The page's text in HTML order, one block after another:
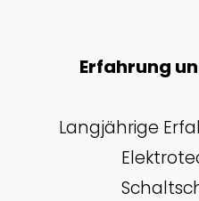
Erfahrung
Langjährige